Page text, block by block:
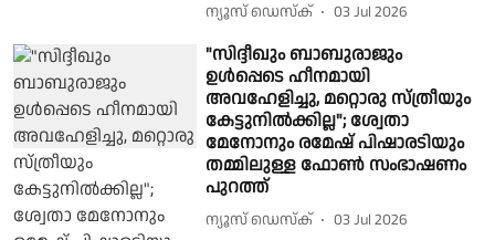
ന്യൂസ് ഡെസ്ക് 03 Jul 2026
"സിദ്ദീഖും ബാബുരാജും
ഉൾപ്പെടെ ഹീനമായി
അവഹേളിച്ചു, മറ്റൊരു സ്ത്രീയും
കേട്ടുനിൽക്കില്ല"; ശ്വേതാ
മേനോനും രമേഷ് പിഷാരടിയും
തമ്മിലുള്ള ഫോൺ സംഭാഷണം
പുറത്ത്
ന്യൂസ് ഡെസ്ക് 03 Jul 2026